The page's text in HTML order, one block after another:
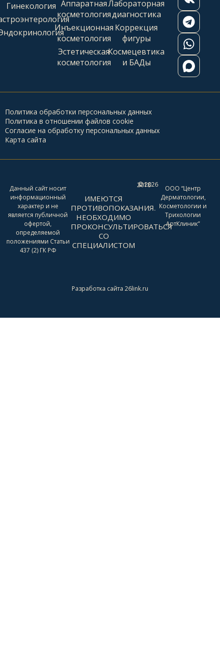
Гинекология Аппаратная
косметология
Инъекционная
косметология
Эстетическая
косметология
Лабораторная
диагностика
Коррекция
фигуры
Космецевтика
и БАДы
Политика обработки персональных данных
Политика в отношении файлов cookie
Согласие на обработку персональных данных
Карта сайта
Данный сайт носит
информационный
характер и не
является публичной
офертой,
определяемой
положениями Статьи
437 (2) ГК РФ
ИМЕЮТСЯ
ПРОТИВОПОКАЗАНИЯ.
НЕОБХОДИМО
ПРОКОНСУЛЬТИРОВАТЬСЯ
СО
СПЕЦИАЛИСТОМ
© 2018 - 2026
ООО “Центр
Дерматологии,
Косметологии и
Трихологии
АртКлиник”
Разработка сайта 26link.ru